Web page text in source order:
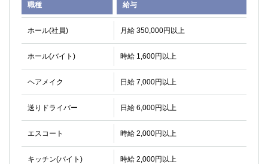
職種 給与
ホール(社員) 月給 350,000円以上
ホール(バイト) 時給 1,600円以上
ヘアメイク 日給 7,000円以上
送りドライバー 日給 6,000円以上
エスコート 時給 2,000円以上
キッチン(バイト) 時給 2,000円以上
下北沢・経堂
金町（北口）
成増駅徒歩3分の好立地！
三軒茶屋（南口）
①歌舞伎町 ②新宿 ③新宿三丁目 ④西
①歌舞伎町 ②新宿 ③西部新宿 ③東新宿
①歌舞伎町 ②新宿
①銀座 ②新橋
錦糸町(南口)
蒲田(西口)
清瀬（南口）
①東武練馬 ②成増・板橋 ③大山 ②池袋
池袋東口
金町
大井町
亀戸
水道橋